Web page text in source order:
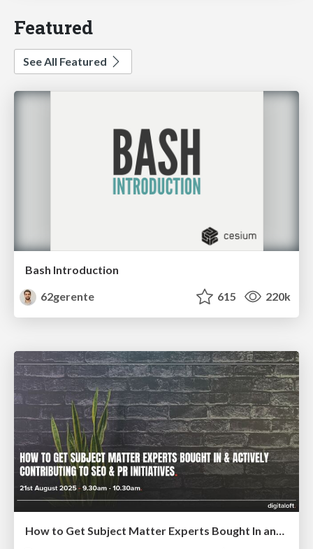
Featured
See All Featured
Bash Introduction
62gerente
615 220k
How to Get Subject Matter Experts Bought In and Actively Contributing to SEO & PR Initiatives.